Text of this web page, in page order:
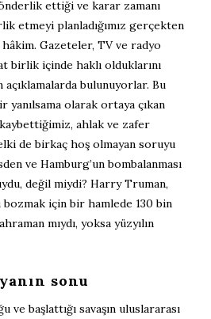
önderlik ettiği ve karar zamanı
etmeyi planladığımız gerçekten
hâkim. Gazeteler, TV ve radyo
birlik içinde haklı olduklarını
açıklamalarda bulunuyorlar. Bu
olarak ortaya çıkan
kaybettiğimiz, ahlak ve zafer
de birkaç hoş olmayan soruyu
ve Hamburg’un bombalanması
değil miydi? Harry Truman,
bozmak için bir hamlede 130 bin
mıydı, yoksa yüzyılın
sonu
ve başlattığı savaşın uluslararası